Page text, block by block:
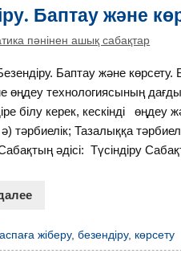
Баптау және
пәнінен ашық сабақтар
Баптау және
өңдеу технологиясының
білу керек, кескінді
ә) тәрбиелік; Тазалыққа
әдісі: Түсіндіру
жіберу,безендіру, көрсету